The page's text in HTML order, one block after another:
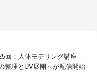
回：人体モデリング講座
整理とUV展開～が配信開始